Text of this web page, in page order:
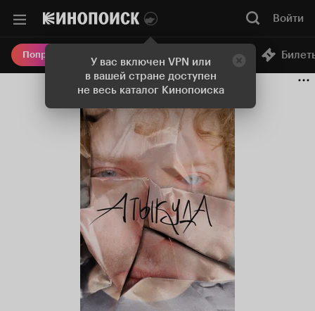
У вас включен VPN или
в вашей стране доступен
не весь каталог Кинопоиска
Войти
Попробовать Плюс Онлайн-кинотеатр